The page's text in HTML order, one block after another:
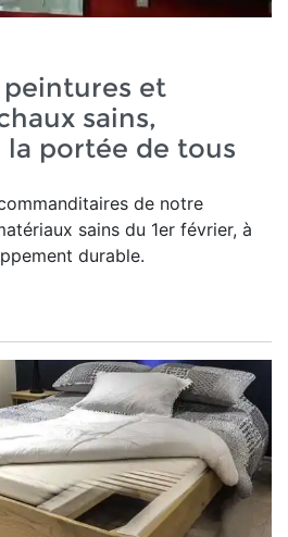
peintures et
sains,
la portée de tous
de notre
sains du 1er février, à
durable.